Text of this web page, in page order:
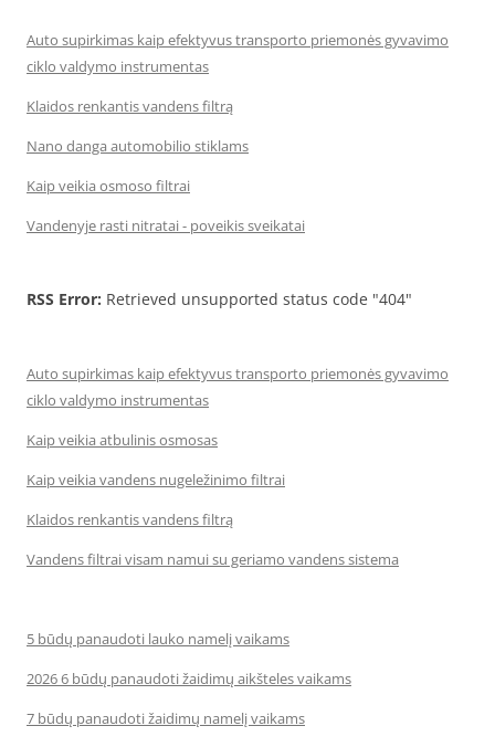
Auto supirkimas kaip efektyvus transporto priemonės gyvavimo
ciklo valdymo instrumentas
Klaidos renkantis vandens filtrą
Nano danga automobilio stiklams
Kaip veikia osmoso filtrai
Vandenyje rasti nitratai - poveikis sveikatai
RSS Error: Retrieved unsupported status code "404"
Auto supirkimas kaip efektyvus transporto priemonės gyvavimo
ciklo valdymo instrumentas
Kaip veikia atbulinis osmosas
Kaip veikia vandens nugeležinimo filtrai
Klaidos renkantis vandens filtrą
Vandens filtrai visam namui su geriamo vandens sistema
5 būdų panaudoti lauko namelį vaikams
2026 6 būdų panaudoti žaidimų aikšteles vaikams
7 būdų panaudoti žaidimų namelį vaikams